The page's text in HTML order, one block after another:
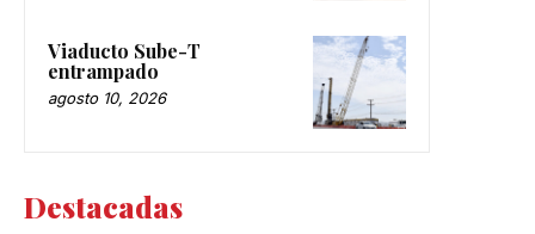
Viaducto Sube-T
entrampado
agosto 10, 2026
Destacadas